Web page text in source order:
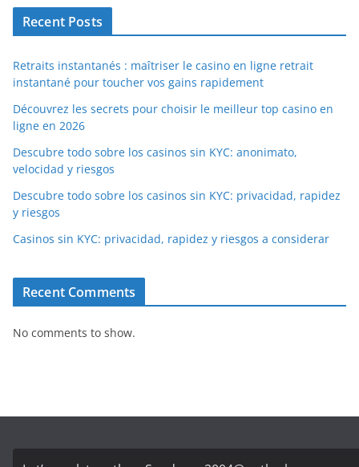
Recent Posts
Retraits instantanés : maîtriser le casino en ligne retrait
instantané pour toucher vos gains rapidement
Découvrez les secrets pour choisir le meilleur top casino en
ligne en 2026
Descubre todo sobre los casinos sin KYC: anonimato,
velocidad y riesgos
Descubre todo sobre los casinos sin KYC: privacidad, rapidez
y riesgos
Casinos sin KYC: privacidad, rapidez y riesgos a considerar
Recent Comments
No comments to show.